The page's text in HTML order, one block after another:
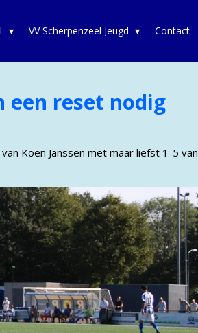
VV Scherpenzeel Jeugd Contact
een reset nodig
Koen Janssen met maar liefst 1-5 van